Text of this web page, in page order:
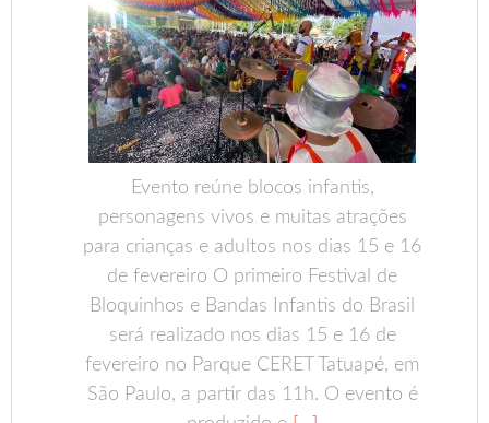
Evento reúne blocos infantis,
personagens vivos e muitas atrações
para crianças e adultos nos dias 15 e 16
de fevereiro O primeiro Festival de
Bloquinhos e Bandas Infantis do Brasil
será realizado nos dias 15 e 16 de
fevereiro no Parque CERET Tatuapé, em
São Paulo, a partir das 11h. O evento é